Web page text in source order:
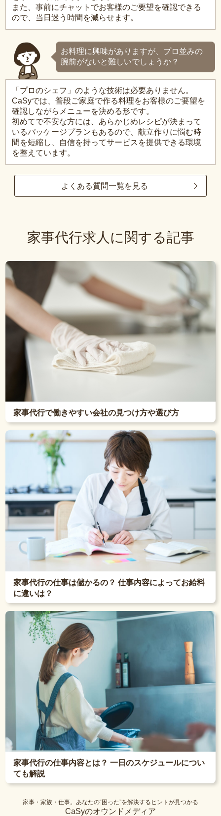
また、事前にチャットでお客様のご要望を確認できる
ので、当日迷う時間を減らせます。
お料理に興味がありますが、プロ並みの
腕前がないと難しいでしょうか？
「プロのシェフ」のような技術は必要ありません。
CaSyでは、普段ご家庭で作る料理をお客様のご要望を
確認しながらメニューを決める形です。
初めてで不安な方には、あらかじめレシピが決まって
いるパッケージプランもあるので、献立作りに悩む時
間を短縮し、自信を持ってサービスを提供できる環境
を整えています。
よくある質問一覧を見る
家事代行求人に関する記事
家事代行で働きやすい会社の見つけ方や選び方
家事代行の仕事は儲かるの？ 仕事内容によってお給料
に違いは？
家事代行の仕事内容とは？ 一日のスケジュールについ
ても解説
家事・家族・仕事。あなたの“困った”を解決するヒントが見つかる
CaSyのオウンドメディア